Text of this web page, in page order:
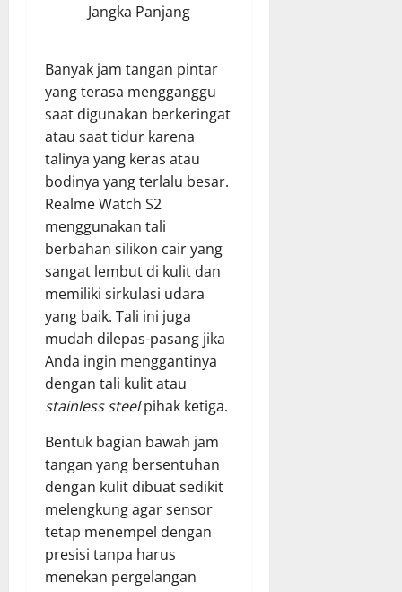
Jangka Panjang
Banyak jam tangan pintar
yang terasa mengganggu
saat digunakan berkeringat
atau saat tidur karena
talinya yang keras atau
bodinya yang terlalu besar.
Realme Watch S2
menggunakan tali
berbahan silikon cair yang
sangat lembut di kulit dan
memiliki sirkulasi udara
yang baik. Tali ini juga
mudah dilepas-pasang jika
Anda ingin menggantinya
dengan tali kulit atau
stainless steelpihak ketiga.
Bentuk bagian bawah jam
tangan yang bersentuhan
dengan kulit dibuat sedikit
melengkung agar sensor
tetap menempel dengan
presisi tanpa harus
menekan pergelangan